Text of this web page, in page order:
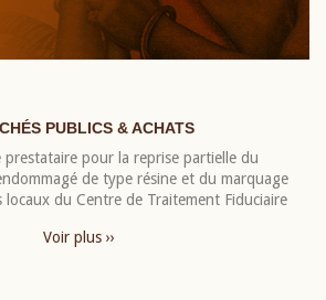
PUBLICS & ACHATS
prestataire pour la reprise partielle du
de type résine et du marquage
locaux du Centre de Traitement Fiduciaire
Voir plus ››